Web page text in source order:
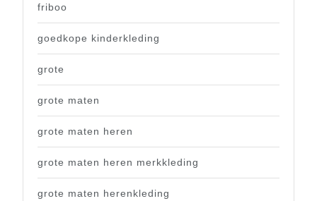
friboo
goedkope kinderkleding
grote
grote maten
grote maten heren
grote maten heren merkkleding
grote maten herenkleding